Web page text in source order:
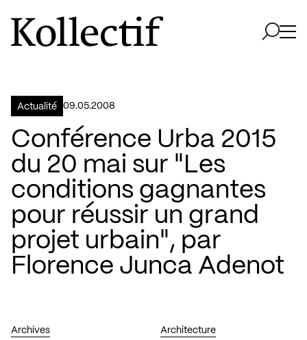
Aller à la page d'accueil
Logo Kollectif
Actualité 09.05.2008
Conférence Urba 2015
du 20 mai sur "Les
conditions gagnantes
pour réussir un grand
projet urbain", par
Florence Junca Adenot
Archives
Architecture